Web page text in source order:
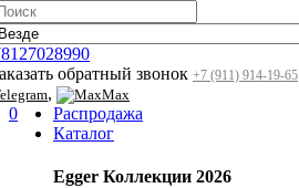
обратный звонок +7 (911) 914-19-65
, Max
0
Распродажа
Каталог
Egger Коллекции 2026